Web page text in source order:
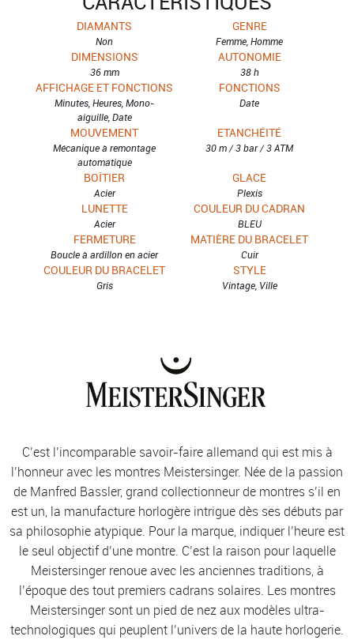
DIAMANTS
Non
GENRE
Femme, Homme
DIMENSIONS
36 mm
AUTONOMIE
38 h
AFFICHAGE ET FONCTIONS
Minutes, Heures, Mono-
aiguille, Date
FONCTIONS
Date
MOUVEMENT
Mécanique à remontage
automatique
ETANCHÉITÉ
30 m / 3 bar / 3 ATM
BOÎTIER
Acier
GLACE
Plexis
LUNETTE
Acier
COULEUR DU CADRAN
BLEU
FERMETURE
Boucle à ardillon en acier
MATIÈRE DU BRACELET
Cuir
COULEUR DU BRACELET
Gris
STYLE
Vintage, Ville
C’est l’incomparable savoir-faire allemand qui est mis à
l’honneur avec les montres Meistersinger. Née de la passion
de Manfred Bassler, grand collectionneur de montres s’il en
est un, la manufacture horlogère intrigue dès ses débuts par
sa philosophie atypique. Pour la marque, indiquer l’heure est
le seul objectif d’une montre. C’est la raison pour laquelle
Meistersinger renoue avec les anciennes traditions, à
l’époque des tout premiers cadrans solaires. Les montres
Meistersinger sont un pied de nez aux modèles ultra-
technologiques qui peuplent l’univers de la haute horlogerie.